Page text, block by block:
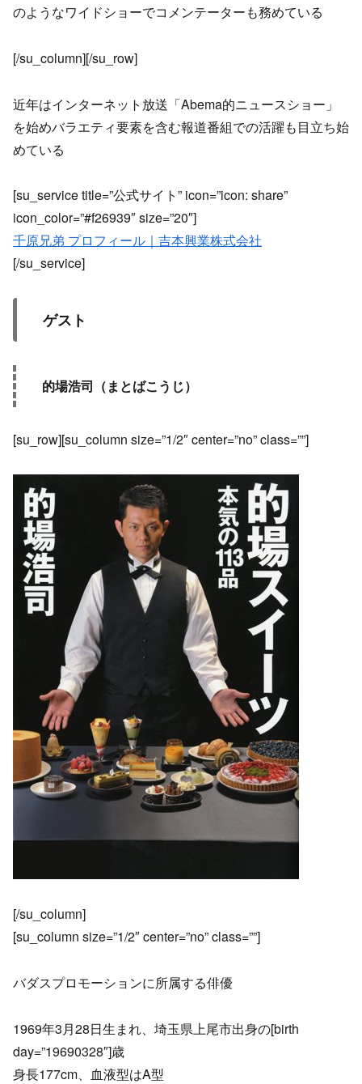
のようなワイドショーでコメンテーターも務めている
[/su_column][/su_row]
近年はインターネット放送「Abema的ニュースショー」
を始めバラエティ要素を含む報道番組での活躍も目立ち始
めている
[su_service title=”公式サイト” icon=”icon: share”
icon_color=”#f26939″ size=”20″]
千原兄弟 プロフィール｜吉本興業株式会社
[/su_service]
ゲスト
的場浩司（まとばこうじ）
[su_row][su_column size=”1/2″ center=”no” class=””]
[/su_column]
[su_column size=”1/2″ center=”no” class=””]
バダスプロモーションに所属する俳優
1969年3月28日生まれ、埼玉県上尾市出身の[birth
day=”19690328″]歳
身長177cm、血液型はA型